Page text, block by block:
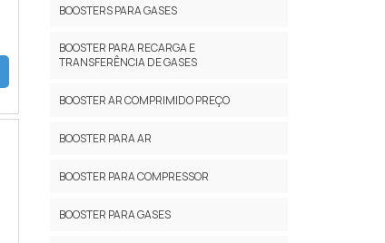
BOOSTERS PARA GASES
BOOSTER PARA RECARGA E
TRANSFERÊNCIA DE GASES
BOOSTER AR COMPRIMIDO PREÇO
BOOSTER PARA AR
BOOSTER PARA COMPRESSOR
BOOSTER PARA GASES